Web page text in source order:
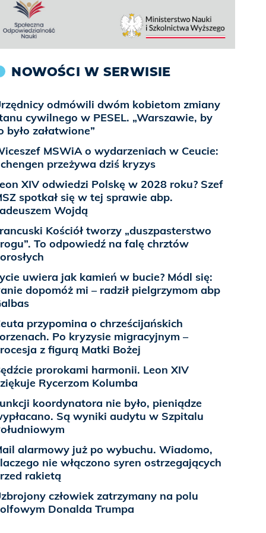
NOWOŚCI W SERWISIE
odmówili dwóm kobietom zmiany
cywilnego w PESEL. „Warszawie, by
było załatwione”
MSWiA o wydarzeniach w Ceucie:
przeżywa dziś kryzys
XIV odwiedzi Polskę w 2028 roku? Szef
spotkał się w tej sprawie abp.
Wojdą
Kościół tworzy „duszpasterstwo
To odpowiedź na falę chrztów
uwiera jak kamień w bucie? Módl się:
dopomóż mi – radził pielgrzymom abp
przypomina o chrześcijańskich
Po kryzysie migracyjnym –
z figurą Matki Bożej
prorokami harmonii. Leon XIV
Rycerzom Kolumba
koordynatora nie było, pieniądze
Są wyniki audytu w Szpitalu
alarmowy już po wybuchu. Wiadomo,
nie włączono syren ostrzegających
rakietą
człowiek zatrzymany na polu
Donalda Trumpa